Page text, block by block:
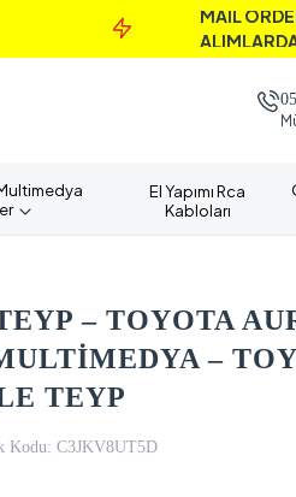
MAİL ORDER İLE
ALIMLARDA
El Yapımı Rca
Kabloları
– TOYOTA
–
TEYP
Kodu: C3JKV8UT5D